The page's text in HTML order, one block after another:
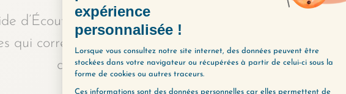
d’Écoute, un outil précieux pour vous aider à
qui correspondent le mieux à vos préoccupations
du moment.